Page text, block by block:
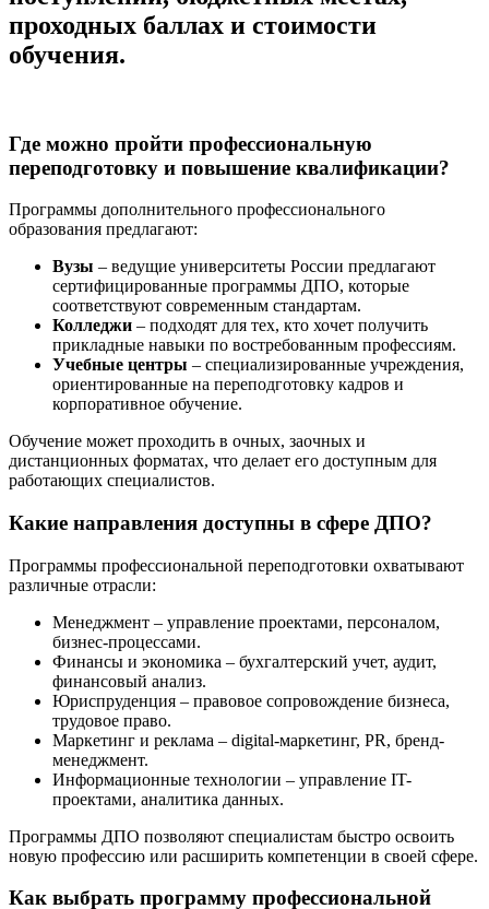
проходных баллах и стоимости
обучения.
Где можно пройти профессиональную
переподготовку и повышение квалификации?
Программы дополнительного профессионального
образования предлагают:
Вузы – ведущие университеты России предлагают
сертифицированные программы ДПО, которые
соответствуют современным стандартам.
Колледжи – подходят для тех, кто хочет получить
прикладные навыки по востребованным профессиям.
Учебные центры – специализированные учреждения,
ориентированные на переподготовку кадров и
корпоративное обучение.
Обучение может проходить в очных, заочных и
дистанционных форматах, что делает его доступным для
работающих специалистов.
Какие направления доступны в сфере ДПО?
Программы профессиональной переподготовки охватывают
различные отрасли:
Менеджмент – управление проектами, персоналом,
бизнес-процессами.
Финансы и экономика – бухгалтерский учет, аудит,
финансовый анализ.
Юриспруденция – правовое сопровождение бизнеса,
трудовое право.
Маркетинг и реклама – digital-маркетинг, PR, бренд-
менеджмент.
Информационные технологии – управление IT-
проектами, аналитика данных.
Программы ДПО позволяют специалистам быстро освоить
новую профессию или расширить компетенции в своей сфере.
Как выбрать программу профессиональной